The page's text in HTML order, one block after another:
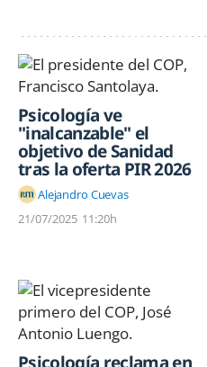
Psicología ve
"inalcanzable" el
objetivo de Sanidad
tras la oferta PIR 2026
Alejandro Cuevas
21/07/2025 11:20h